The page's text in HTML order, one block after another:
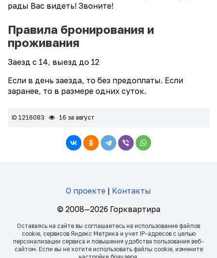
рады Вас видеть! Звоните!
Правила бронирования и
проживания
Заезд с 14, выезд до 12
Если в день заезда, то без предоплаты. Если
заранее, то в размере одних суток.
ID 1216083 16 за август
О проекте | Контакты
© 2008—2026 Горквартира
Оставаясь на сайте вы соглашаетесь на использование файлов
сookie, сервисов Яндекс Метрика и учет IP-адресов с целью
персонализации сервиса и повышения удобства пользования веб-
сайтом. Если вы не хотите использовать файлы сookie, измените